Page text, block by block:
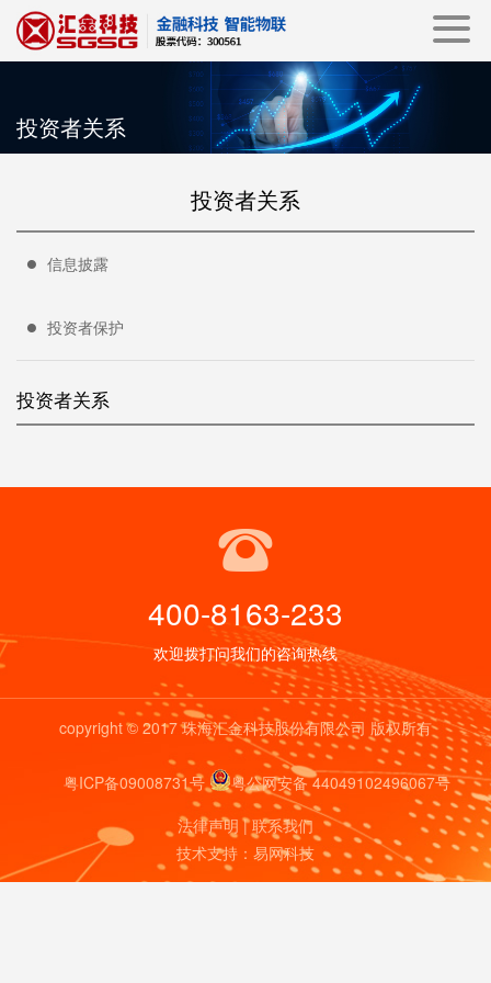
投资者关系
投资者关系
信息披露
投资者保护
投资者关系
400-8163-233
欢迎拨打问我们的咨询热线
copyright © 2017 珠海汇金科技股份有限公司 版权所有
粤ICP备09008731号
粤公网安备 44049102496067号
法律声明 |联系我们
技术支持： 易网科技